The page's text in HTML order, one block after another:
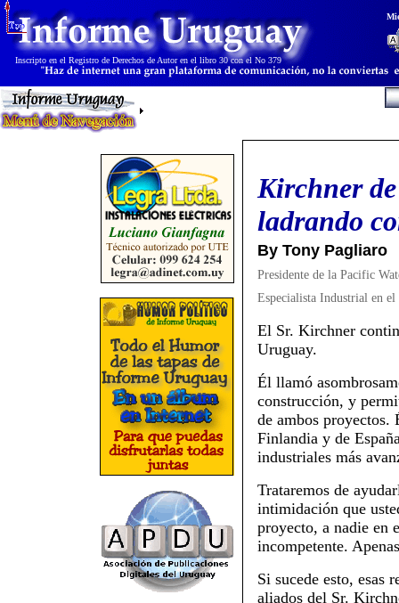
Inscripto en el Registro de Derechos de Autor en el libro 30 con el No 379
Kirchner
ladrando
By Tony Pagliaro
Presidente de la Pacific
Especialista Industrial en
El Sr. Kirchner
Uruguay.
Él llamó
construcción, y
de ambos proyectos.
Finlandia y de
industriales más
Trataremos de
intimidación que
proyecto, a nadie en
incompetente.
Si sucede esto, esas
aliados del Sr.